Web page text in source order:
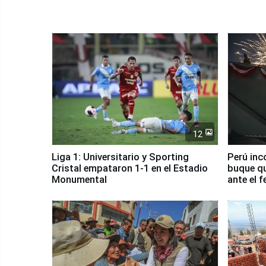
12
Liga 1: Universitario y Sporting
Cristal empataron 1-1 en el Estadio
Monumental
Perú
buque
ante el